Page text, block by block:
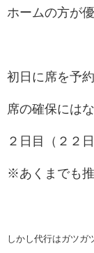
ホームの方が優
初日に席を予
席の確保には
２日目（２２
※あくまでも推
しかし代行はガツガ